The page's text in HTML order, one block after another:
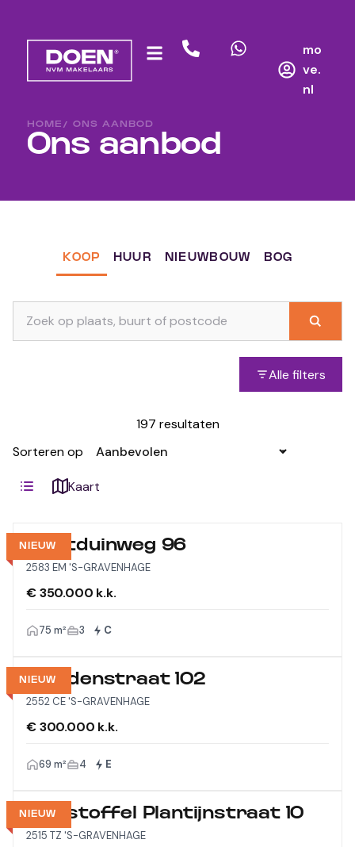
mo
ve.
nl
HOME / ONS AANBOD
Ons aanbod
KOOP HUUR NIEUWBOUW BOG
Alle filters
197 resultaten
Sorteren op
Kaart
NIEUW
Westduinweg 96
2583 EM 'S-GRAVENHAGE
€ 350.000 k.k.
75 m² 3 C
NIEUW
Viandenstraat 102
2552 CE 'S-GRAVENHAGE
€ 300.000 k.k.
69 m² 4 E
NIEUW
Christoffel Plantijnstraat 10
2515 TZ 'S-GRAVENHAGE